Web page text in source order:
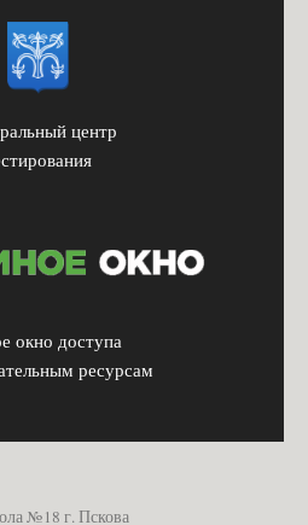
центр
окно доступа
ресурсам
№18 г. Пскова